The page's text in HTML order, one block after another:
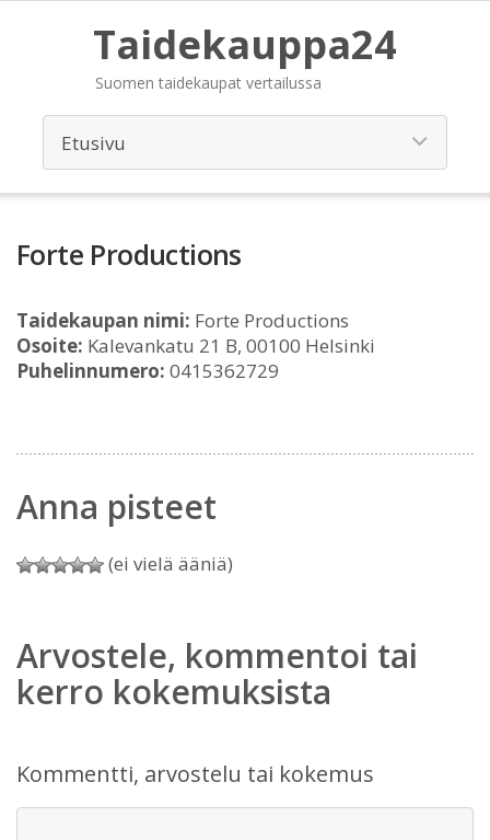
Taidekauppa24
Suomen taidekaupat vertailussa
Forte Productions
Taidekaupan nimi: Forte Productions
Osoite: Kalevankatu 21 B, 00100 Helsinki
Puhelinnumero: 0415362729
Anna pisteet
(ei vielä ääniä)
Arvostele, kommentoi tai
kerro kokemuksista
Kommentti, arvostelu tai kokemus